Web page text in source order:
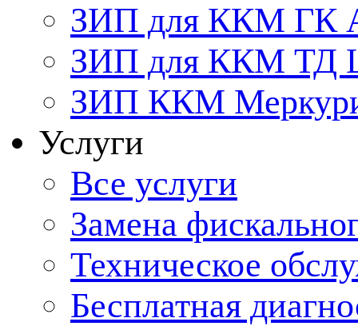
ЗИП для ККМ ГК
ЗИП для ККМ ТД
ЗИП ККМ
Услуги
Все услуги
Замена
Техническое
Бесплатная